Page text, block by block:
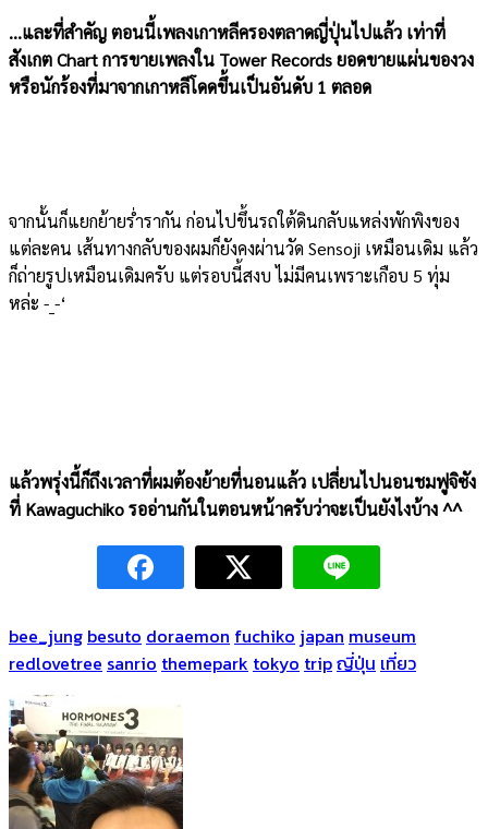
…และที่สำคัญ ตอนนี้เพลงเกาหลีครองตลาดญี่ปุ่นไปแล้ว เท่าที่
สังเกต Chart การขายเพลงใน Tower Records ยอดขายแผ่นของวง
หรือนักร้องที่มาจากเกาหลีโดดขึ้นเป็นอันดับ 1 ตลอด
จากนั้นก็แยกย้ายร่ำรากัน ก่อนไปขึ้นรถใต้ดินกลับแหล่งพักพิงของ
แต่ละคน เส้นทางกลับของผมก็ยังคงผ่านวัด Sensoji เหมือนเดิม แล้ว
ก็ถ่ายรูปเหมือนเดิมครับ แต่รอบนี้สงบ ไม่มีคนเพราะเกือบ 5 ทุ่ม
หล่ะ -_-‘
แล้วพรุ่งนี้ก็ถึงเวลาที่ผมต้องย้ายที่นอนแล้ว เปลี่ยนไปนอนชมฟูจิซัง
ที่ Kawaguchiko รออ่านกันในตอนหน้าครับว่าจะเป็นยังไงบ้าง ^^
bee_jung besuto doraemon fuchiko japan museum
redlovetree sanrio themepark tokyo tripญี่ปุ่น เที่ยว